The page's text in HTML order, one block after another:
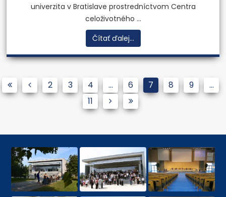
univerzita v Bratislave prostredníctvom Centra
celoživotného ...
Čítať ďalej...
2 3 4 ... 6 7 8 9
...
11